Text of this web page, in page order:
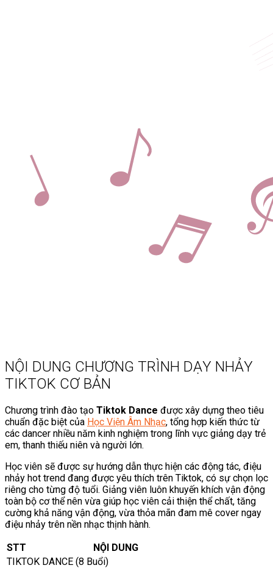
NỘI DUNG CHƯƠNG TRÌNH DẠY NHẢY
TIKTOK CƠ BẢN
Chương trình đào tạo Tiktok Dance được xây dựng theo tiêu
chuẩn đặc biệt của Học Viện Âm Nhạc, tổng hợp kiến thức từ
các dancer nhiều năm kinh nghiệm trong lĩnh vực giảng dạy trẻ
em, thanh thiếu niên và người lớn.
Học viên sẽ được sự hướng dẫn thực hiện các động tác, điệu
nhảy hot trend đang được yêu thích trên Tiktok, có sự chọn lọc
riêng cho từng độ tuổi. Giảng viên luôn khuyến khích vận động
toàn bộ cơ thể nên vừa giúp học viên cải thiện thể chất, tăng
cường khả năng vận động, vừa thỏa mãn đam mê cover ngay
điệu nhảy trên nền nhạc thịnh hành.
STT
NỘI DUNG
TIKTOK DANCE (8 Buổi)